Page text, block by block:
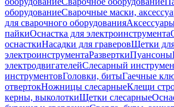
оборудованиеСварочные маски,
для сварочного оборудования
пайкиОснастка для электроинструмента
оснасткиНасадки для граверовЩетки
электроинструментаРазверткиПуансоны
электродвигателейСлесарный
инструментовГоловки, битыГаечные
отвертокНожницы слесарныеКлещи
керны, выколоткиЩетки слесарные